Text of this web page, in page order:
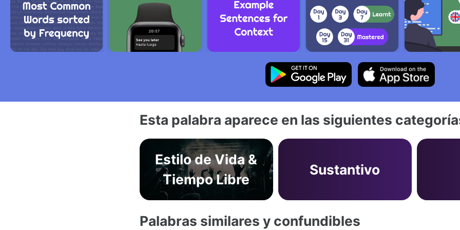
Esta palabra aparece en las siguientes
Estilo de Vida &
Tiempo Libre
Sustantivo
Palabras similares y confundibles